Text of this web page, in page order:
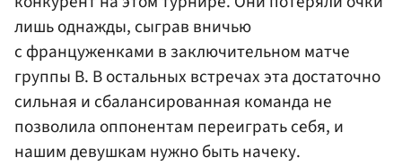
лишь однажды, сыграв вничью
с француженками в заключительном матче
группы В. В остальных встречах эта достаточно
сильная и сбалансированная команда не
позволила оппонентам переиграть себя, и
нашим девушкам нужно быть начеку.